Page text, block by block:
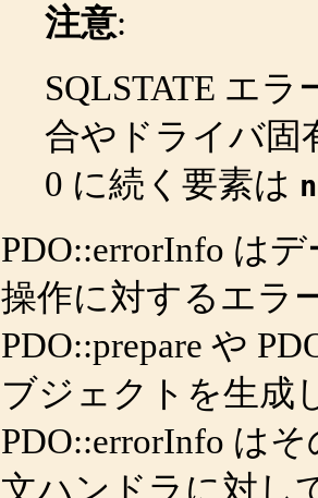
注意:
SQLSTATE エ
合やドライバ固
0 に続く要素は
PDO::errorInfo はデ
操作に対するエラ
PDO::prepare や
ブジェクトを生成
PDO::errorInfo はそ
文ハンドラに対し